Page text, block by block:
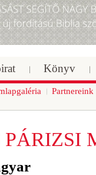
Könyv
Partnereink